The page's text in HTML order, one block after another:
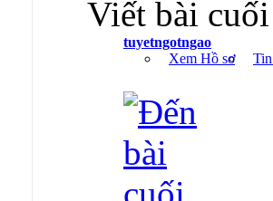
Viết bài
tuyetngotngao
Xem Hồ sơ